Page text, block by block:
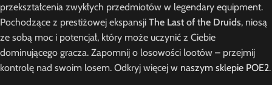
przekształcenia zwykłych przedmiotów w legendary equipment.
Pochodzące z prestiżowej ekspansji The Last of the Druids, niosą
ze sobą moc i potencjał, który może uczynić z Ciebie
dominującego gracza. Zapomnij o losowości lootów – przejmij
kontrolę nad swoim losem. Odkryj więcej w naszym sklepie POE2.